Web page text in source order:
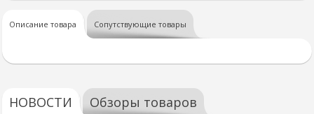
Описание товара Сопутствующие товары
НОВОСТИ Обзоры товаров